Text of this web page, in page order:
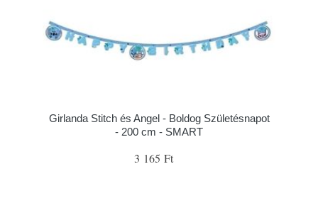
Girlanda Stitch és Angel - Boldog Születésnapot
- 200 cm - SMART
3 165 Ft